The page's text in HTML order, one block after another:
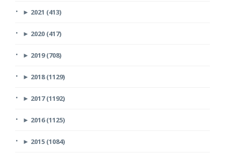
► 2021 (413)
► 2020 (417)
► 2019 (708)
► 2018 (1129)
► 2017 (1192)
► 2016 (1125)
► 2015 (1084)